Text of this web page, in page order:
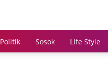
Politik Sosok Life Style